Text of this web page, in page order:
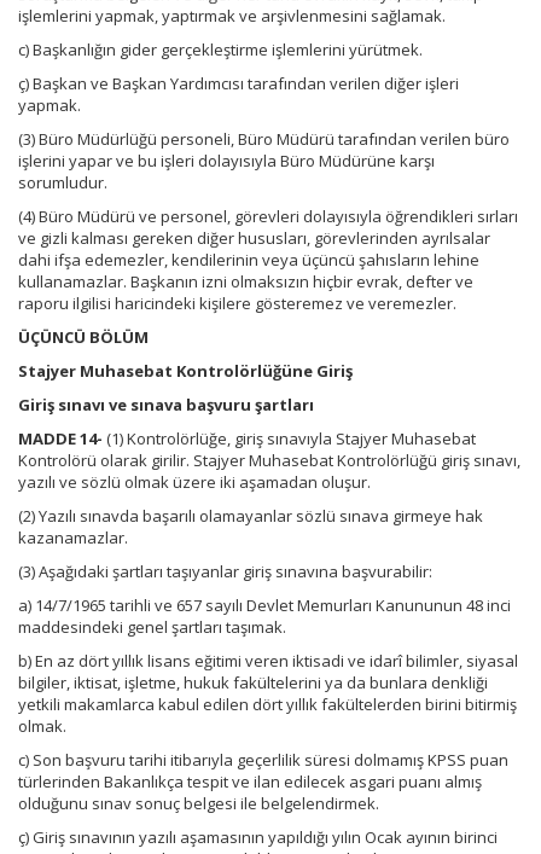
işlemlerini yapmak, yaptırmak ve arşivlenmesini sağlamak.
c) Başkanlığın gider gerçekleştirme işlemlerini yürütmek.
ç) Başkan ve Başkan Yardımcısı tarafından verilen diğer işleri
yapmak.
(3) Büro Müdürlüğü personeli, Büro Müdürü tarafından verilen büro
işlerini yapar ve bu işleri dolayısıyla Büro Müdürüne karşı
sorumludur.
(4) Büro Müdürü ve personel, görevleri dolayısıyla öğrendikleri sırları
ve gizli kalması gereken diğer hususları, görevlerinden ayrılsalar
dahi ifşa edemezler, kendilerinin veya üçüncü şahısların lehine
kullanamazlar. Başkanın izni olmaksızın hiçbir evrak, defter ve
raporu ilgilisi haricindeki kişilere gösteremez ve veremezler.
ÜÇÜNCÜ BÖLÜM
Stajyer Muhasebat Kontrolörlüğüne Giriş
Giriş sınavı ve sınava başvuru şartları
MADDE 14- (1) Kontrolörlüğe, giriş sınavıyla Stajyer Muhasebat
Kontrolörü olarak girilir. Stajyer Muhasebat Kontrolörlüğü giriş sınavı,
yazılı ve sözlü olmak üzere iki aşamadan oluşur.
(2) Yazılı sınavda başarılı olamayanlar sözlü sınava girmeye hak
kazanamazlar.
(3) Aşağıdaki şartları taşıyanlar giriş sınavına başvurabilir:
a) 14/7/1965 tarihli ve 657 sayılı Devlet Memurları Kanununun 48 inci
maddesindeki genel şartları taşımak.
b) En az dört yıllık lisans eğitimi veren iktisadi ve idarî bilimler, siyasal
bilgiler, iktisat, işletme, hukuk fakültelerini ya da bunlara denkliği
yetkili makamlarca kabul edilen dört yıllık fakültelerden birini bitirmiş
olmak.
c) Son başvuru tarihi itibarıyla geçerlilik süresi dolmamış KPSS puan
türlerinden Bakanlıkça tespit ve ilan edilecek asgari puanı almış
olduğunu sınav sonuç belgesi ile belgelendirmek.
ç) Giriş sınavının yazılı aşamasının yapıldığı yılın Ocak ayının birinci